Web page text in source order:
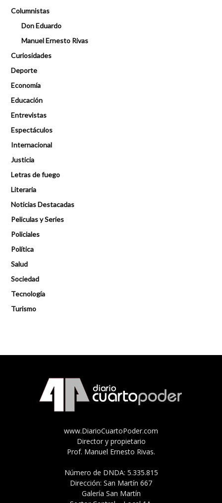
Columnistas
Don Eduardo
Manuel Ernesto Rivas
Curiosidades
Deporte
Economía
Educación
Entrevistas
Espectáculos
Internacional
Justicia
Letras de fuego
Literaria
Noticias Destacadas
Peliculas y Series
Policiales
Política
Salud
Sociedad
Tecnología
Turismo
www.DiarioCuartoPoder.com
Director y propietario
Prof. Manuel Ernesto Rivas.
Número de DNDA: 5.335.815
Dirección: San Martín 667
Galería San Martín